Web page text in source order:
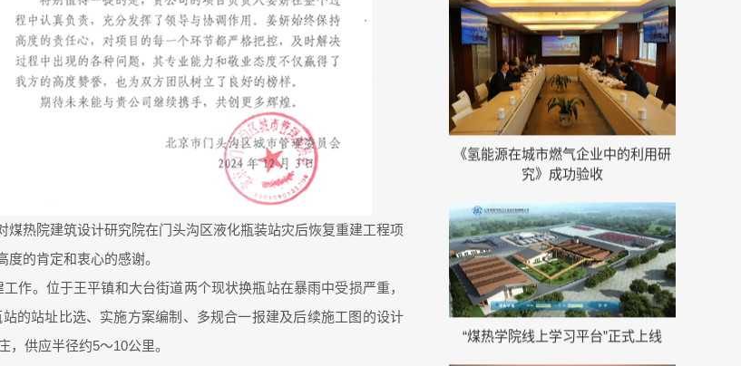
热院建筑设计研究院在门头沟区液化瓶装站灾后恢复重建工程项
的肯定和衷心的感谢。
作。位于王平镇和大台街道两个现状换瓶站在暴雨中受损严重，
的站址比选、实施方案编制、多规合一报建及后续施工图的设计
供应半径约5～10公里。
《氢能源在城市燃气企业中的利用研
究》成功验收
“煤热学院线上学习平台”正式上线